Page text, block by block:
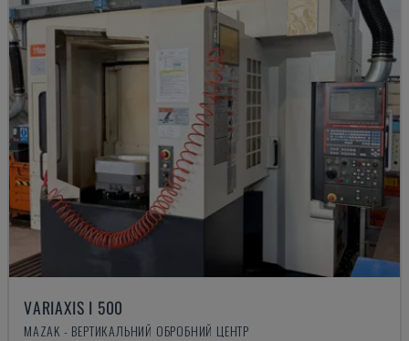
VARIAXIS I 500
MAZAK - ВЕРТИКАЛЬНИЙ ОБРОБНИЙ ЦЕНТР